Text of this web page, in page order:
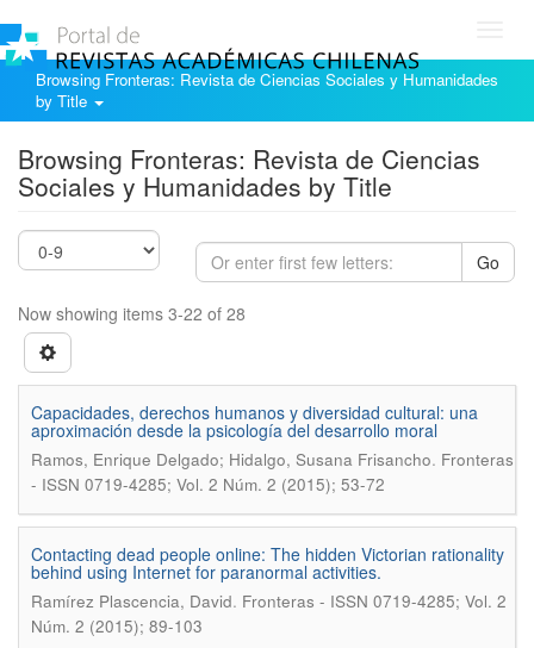
Browsing Fronteras: Revista de Ciencias Sociales y Humanidades
by Title
Browsing Fronteras: Revista de Ciencias
Sociales y Humanidades by Title
Go
Now showing items 3-22 of 28
Capacidades, derechos humanos y diversidad cultural: una
aproximación desde la psicología del desarrollo moral
Ramos, Enrique Delgado; Hidalgo, Susana Frisancho. Fronteras
- ISSN 0719-4285; Vol. 2 Núm. 2 (2015); 53-72
Contacting dead people online: The hidden Victorian rationality
behind using Internet for paranormal activities.
Ramírez Plascencia, David. Fronteras - ISSN 0719-4285; Vol. 2
Núm. 2 (2015); 89-103